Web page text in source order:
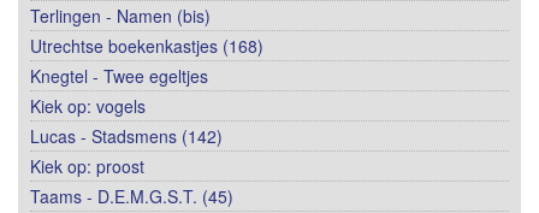
Terlingen - Namen (bis)
Utrechtse boekenkastjes (168)
Knegtel - Twee egeltjes
Kiek op: vogels
Lucas - Stadsmens (142)
Kiek op: proost
Taams - D.E.M.G.S.T. (45)